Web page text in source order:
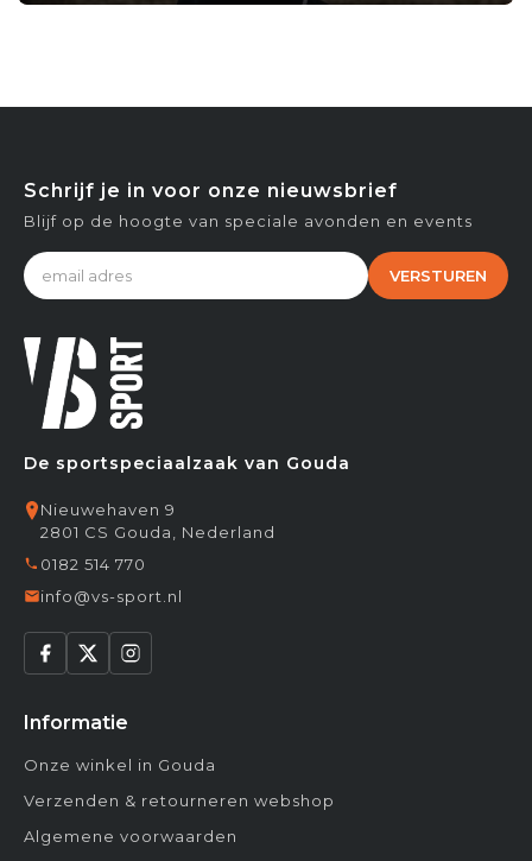
De sportspeciaalzaak van Gouda
Nieuwehaven 9
2801 CS Gouda, Nederland
0182 514 770
info@vs-sport.nl
Informatie
Onze winkel in Gouda
Verzenden & retourneren webshop
Algemene voorwaarden
Schrijf je in voor onze nieuwsbrief
Blijf op de hoogte van speciale avonden en events
VERSTUREN